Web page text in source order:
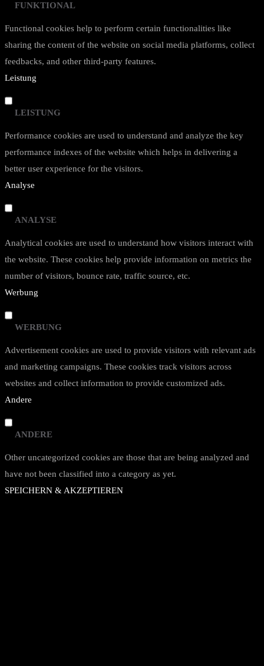
FUNKTIONAL
Functional cookies help to perform certain functionalities like
sharing the content of the website on social media platforms, collect
feedbacks, and other third-party features.
Leistung
LEISTUNG
Performance cookies are used to understand and analyze the key
performance indexes of the website which helps in delivering a
better user experience for the visitors.
Analyse
ANALYSE
Analytical cookies are used to understand how visitors interact with
the website. These cookies help provide information on metrics the
number of visitors, bounce rate, traffic source, etc.
Werbung
WERBUNG
Advertisement cookies are used to provide visitors with relevant ads
and marketing campaigns. These cookies track visitors across
websites and collect information to provide customized ads.
Andere
ANDERE
Other uncategorized cookies are those that are being analyzed and
have not been classified into a category as yet.
SPEICHERN & AKZEPTIEREN